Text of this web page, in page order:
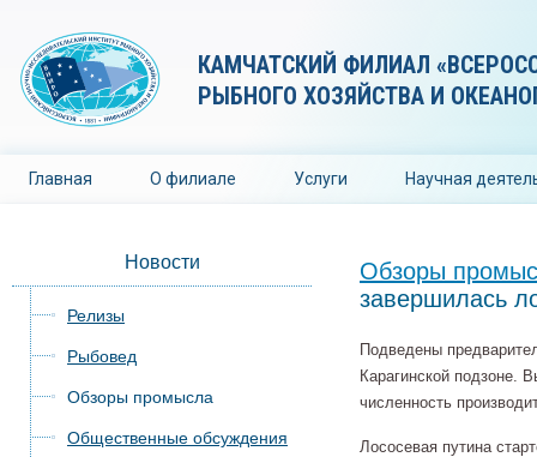
КАМЧАТСКИЙ ФИЛИАЛ
РЫБНОГО ХОЗЯЙСТВА И
Главная О филиале Услуги Научная
Новости
Релизы
Рыбовед
Обзоры промысла
Общественные обсуждения
Обзоры
завершилась
Подведены
Карагинской подзоне.
численность
Лососевая путина